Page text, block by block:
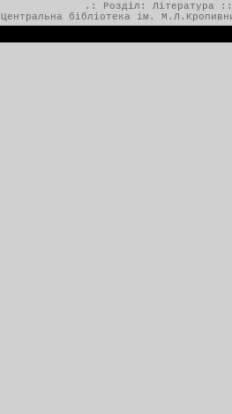
.: Розділ: Література ::
Центральна бібліотека ім.